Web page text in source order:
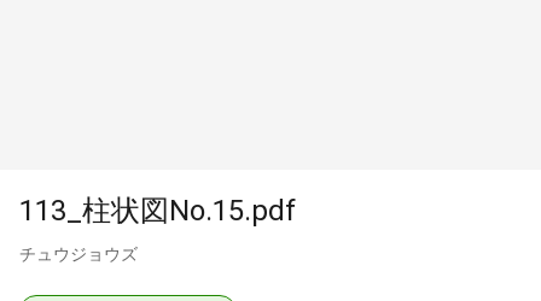
113_柱状図No.15.pdf
チュウジョウズ